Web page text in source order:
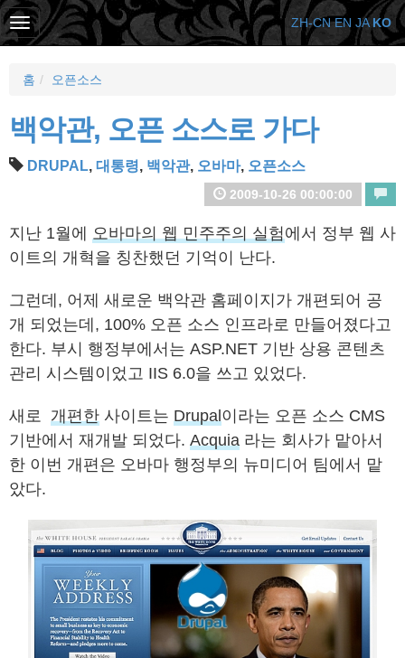
홈 오픈소스
백악관, 오픈 소스로 가다
DRUPAL, 대통령, 백악관, 오바마, 오픈소스
2009-10-26 00:00:00
지난 1월에 오바마의 웹 민주주의 실험 에서 정부 웹 사
이트의 개혁을 칭찬했던 기억이 난다.
그런데, 어제 새로운 백악관 홈페이지가 개편되어 공
개 되었는데, 100% 오픈 소스 인프라로 만들어졌다고
한다. 부시 행정부에서는 ASP.NET 기반 상용 콘텐츠
관리 시스템이었고 IIS 6.0을 쓰고 있었다.
새로 개편한 사이트는 Drupal 이라는 오픈 소스 CMS
기반에서 재개발 되었다. Acquia 라는 회사가 맡아서
한 이번 개편은 오바마 행정부의 뉴미디어 팀에서 맡
았다.
ZH-CN EN JA KO